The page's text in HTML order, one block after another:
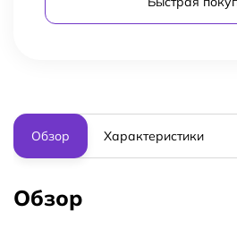
Обзор Характеристики
Обзор